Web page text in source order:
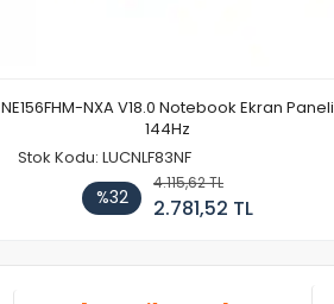
NE156FHM-NXA V18.0 Notebook Ekran Paneli
144Hz
Stok Kodu: LUCNLF83NF
%32
4.115,62 TL
2.781,52 TL